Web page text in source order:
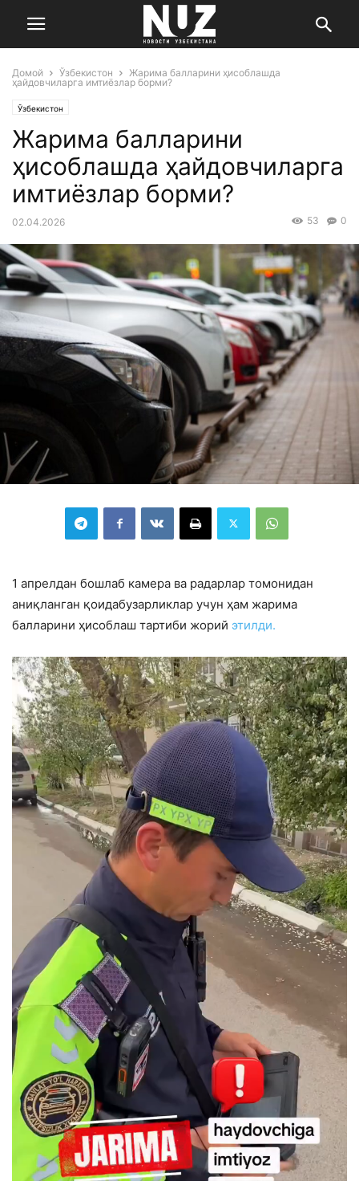
Домой Ўзбекистон
Жарима балларини ҳисоблашда
ҳайдовчиларга имтиёзлар борми?
Ўзбекистон
Жарима балларини
ҳисоблашда ҳайдовчиларга
имтиёзлар борми?
02.04.2026 0
53
1 апрелдан бошлаб камера ва радарлар томонидан
аниқланган қоидабузарликлар учун ҳам жарима
балларини ҳисоблаш тартиби жорий этилди.